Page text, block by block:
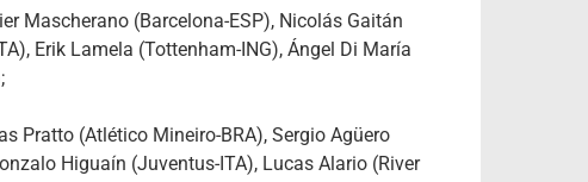
Mascherano (Barcelona-ESP), Nicolás Gaitán
Erik Lamela (Tottenham-ING), Ángel Di María
Pratto (Atlético Mineiro-BRA), Sergio Agüero
Higuaín (Juventus-ITA), Lucas Alario (River